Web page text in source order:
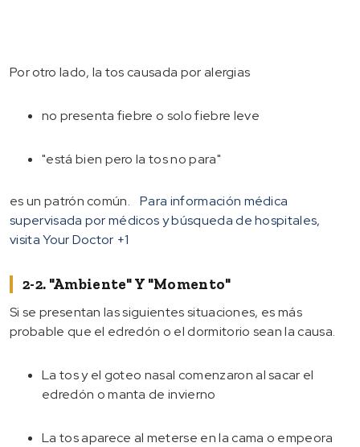
Por otro lado, la tos causada por alergias
no presenta fiebre o solo fiebre leve
"está bien pero la tos no para"
es un patrón común.
Para información médica
supervisada por médicos y búsqueda de hospitales,
visita Your Doctor +1
2-2. "Ambiente" Y "Momento"
Si se presentan las siguientes situaciones, es más
probable que el edredón o el dormitorio sean la causa.
La tos y el goteo nasal comenzaron al sacar el
edredón o manta de invierno
La tos aparece al meterse en la cama o empeora